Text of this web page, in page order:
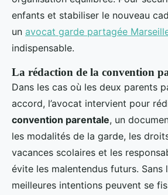
enfants et stabiliser le nouveau
un avocat garde partagée
indispensable.
La rédaction de la convention
Dans les cas où les deux parents
accord, l’avocat intervient pour
convention parentale, un
les modalités de la garde, les
vacances scolaires et les
évite les malentendus futurs. Sans
meilleures intentions peuvent se